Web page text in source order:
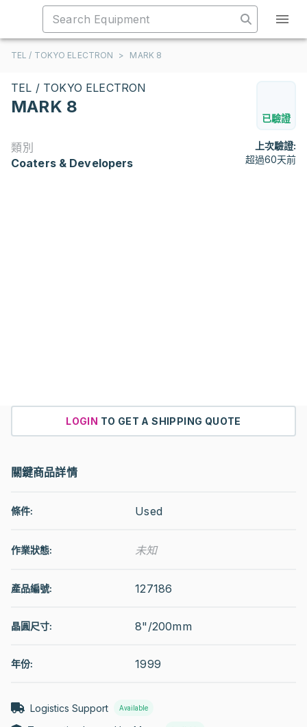
TEL / TOKYO ELECTRON > MARK 8
TEL / TOKYO ELECTRON
MARK 8
已驗證
類別
Coaters & Developers
上次驗證:
超過60天前
LOGIN TO GET A SHIPPING QUOTE
關鍵商品詳情
條件: Used
作業狀態: 未知
產品編號: 127186
晶圓尺寸: 8"/200mm
年份: 1999
Logistics Support Available